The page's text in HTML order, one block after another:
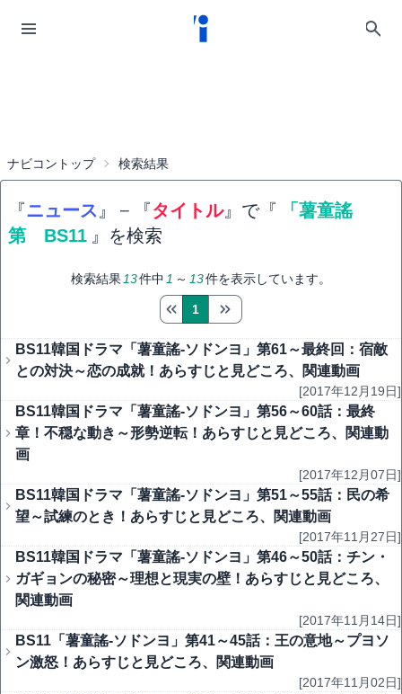
ナビコントップ 検索結果
『ニュース 』 − 『タイトル』で『
「薯童謠
第 BS11 』を検索
検索結果 13件中 1 ～ 13件を表示しています。
1
BS11韓国ドラマ「薯童謠-ソドンヨ」第61～最終回：宿敵
との対決～恋の成就！あらすじと見どころ、関連動画
[2017年12月19日]
BS11韓国ドラマ「薯童謠-ソドンヨ」第56～60話：最終
章！不穏な動き～形勢逆転！あらすじと見どころ、関連動
画
[2017年12月07日]
BS11韓国ドラマ「薯童謠-ソドンヨ」第51～55話：民の希
望～試練のとき！あらすじと見どころ、関連動画
[2017年11月27日]
BS11韓国ドラマ「薯童謠-ソドンヨ」第46～50話：チン・
ガギョンの秘密～理想と現実の壁！あらすじと見どころ、
関連動画
[2017年11月14日]
BS11「薯童謠-ソドンヨ」第41～45話：王の意地～プヨソ
ン激怒！あらすじと見どころ、関連動画
[2017年11月02日]